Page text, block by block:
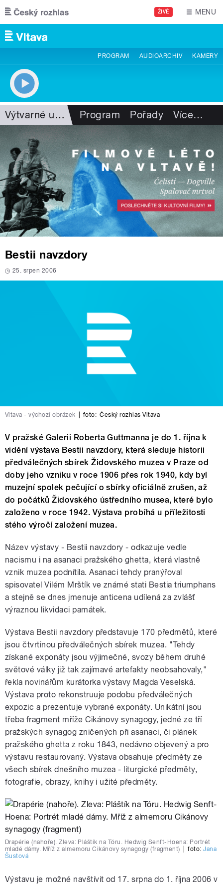
Přejít k hlavnímu obsahu
ŽIVĚ MENU
PROGRAM AUDIOARCHIV KAMERY
Výtvarné umění Program Pořady Více…
Bestii navzdory
25. srpen 2006
Vltava - výchozí obrázek foto: Český rozhlas Vltava
V pražské Galerii Roberta Guttmanna je do 1. října k
vidění výstava Bestii navzdory, která sleduje historii
předválečných sbírek Židovského muzea v Praze od
doby jeho vzniku v roce 1906 přes rok 1940, kdy byl
muzejní spolek pečující o sbírky oficiálně zrušen, až
do počátků Židovského ústředního musea, které bylo
založeno v roce 1942. Výstava probíhá u příležitosti
stého výročí založení muzea.
Název výstavy - Bestii navzdory - odkazuje vedle
nacismu i na asanaci pražského ghetta, která vlastně
vznik muzea podnítila. Asanaci tehdy pranýřoval
spisovatel Vilém Mrštík ve známé stati Bestia triumphans
a stejně se dnes jmenuje anticena udílená za zvlášť
výraznou likvidaci památek.
Výstava Bestii navzdory představuje 170 předmětů, které
jsou čtvrtinou předválečných sbírek muzea. "Tehdy
získané exponáty jsou výjimečné, svozy během druhé
světové války již tak zajímavé artefakty neobsahovaly,"
řekla novinářům kurátorka výstavy Magda Veselská.
Výstava proto rekonstruuje podobu předválečných
expozic a prezentuje vybrané exponáty. Unikátní jsou
třeba fragment mříže Cikánovy synagogy, jedné ze tří
pražských synagog zničených při asanaci, či plánek
pražského ghetta z roku 1843, nedávno objevený a pro
výstavu restaurovaný. Výstava obsahuje předměty ze
všech sbírek dnešního muzea - liturgické předměty,
fotografie, obrazy, knihy i užité předměty.
Drapérie (nahoře). Zleva: Pláštík na Tóru. Hedwig Senft-Hoena: Portrét
mladé dámy. Mříž z almemoru Cikánovy synagogy (fragment)
foto:Jana
Šustová
Výstavu je možné navštívit od 17. srpna do 1. října 2006 v